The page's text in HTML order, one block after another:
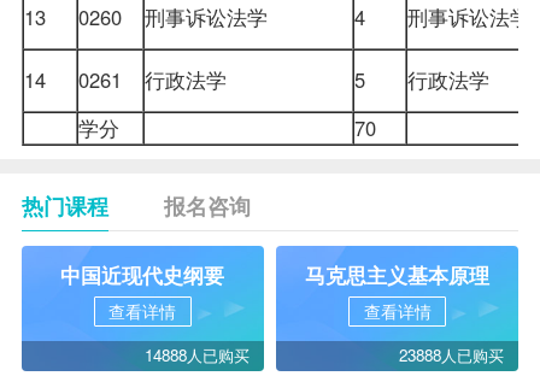
13 0260 刑事诉讼法学 4 刑事诉讼法
14 0261 行政法学 5
行政法学
学分
70
热门课程 报名咨询
中国近现代史纲要
查看详情
14888人已购买
马克思主义基本原理
查看详情
23888人已购买